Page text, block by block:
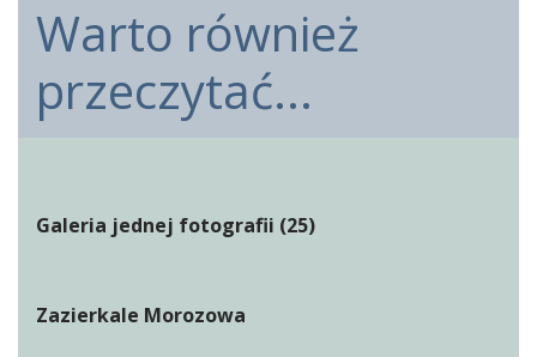
Warto również
przeczytać...
Galeria jednej fotografii (25)
Zazierkale Morozowa